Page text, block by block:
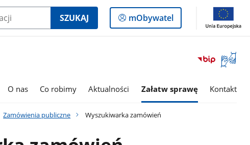
SZUKAJ
Logowanie
do
mObywatel
Otwórz
okno
O nas Co robimy Aktualności Załatw sprawę Kontakt
Zamówienia publiczne Wyszukiwarka zamówień